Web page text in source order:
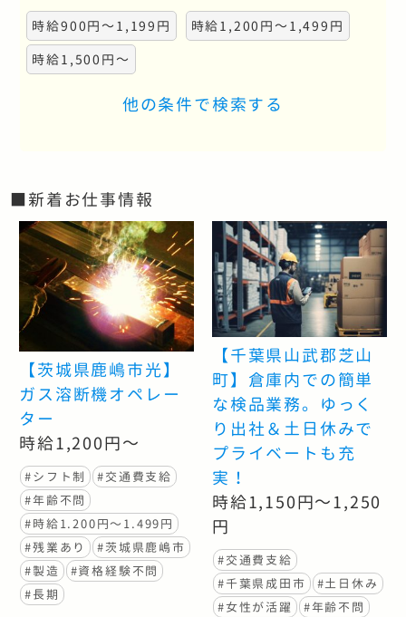
時給900円～1,199円
時給1,200円～1,499円
時給1,500円～
他の条件で検索する
■新着お仕事情報
【茨城県鹿嶋市光】
ガス溶断機オペレー
ター
時給1,200円～
#シフト制
#交通費支給
#年齢不問
#時給1.200円〜1.499円
#残業あり
#茨城県鹿嶋市
#製造
#資格経験不問
#長期
【千葉県山武郡芝山
町】倉庫内での簡単
な検品業務。ゆっく
り出社＆土日休みで
プライベートも充
実！
時給1,150円～1,250
円
#交通費支給
#千葉県成田市
#土日休み
#女性が活躍
#年齢不問